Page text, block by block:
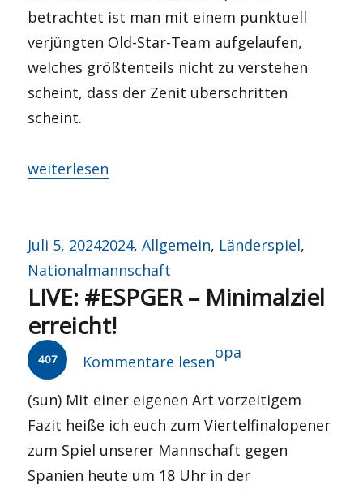
betrachtet ist man mit einem punktuell
verjüngten Old-Star-Team aufgelaufen,
welches größtenteils nicht zu verstehen
scheint, dass der Zenit überschritten
scheint.
„Gedanken zu Geschichte, Gelenkbussen und
weiterlesen
Veröffentlicht
am
Juli 5, 2024Kategorien
2024,Allgemein, Länderspiel,
Nationalmannschaft
LIVE: #ESPGER – Minimalziel
erreicht!
407 Kommentare lesen
Autor
opa
(sun) Mit einer eigenen Art vorzeitigem
Fazit heiße ich euch zum Viertelfinalopener
zum Spiel unserer Mannschaft gegen
Spanien heute um 18 Uhr in der